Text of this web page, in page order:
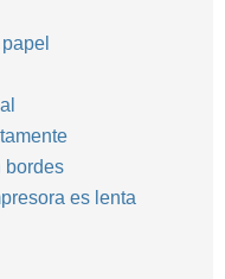
bordes
es lenta